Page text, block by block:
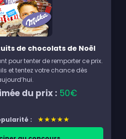
de chocolats de Noël
pour tenter de remporter ce prix.
et tentez votre chance dès
du prix : 50€
: ★★★★★